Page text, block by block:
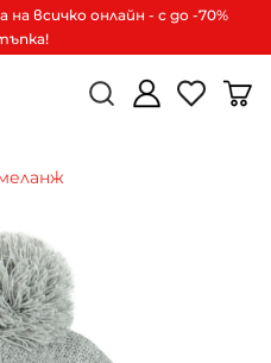
всичко онлайн - с до -70%